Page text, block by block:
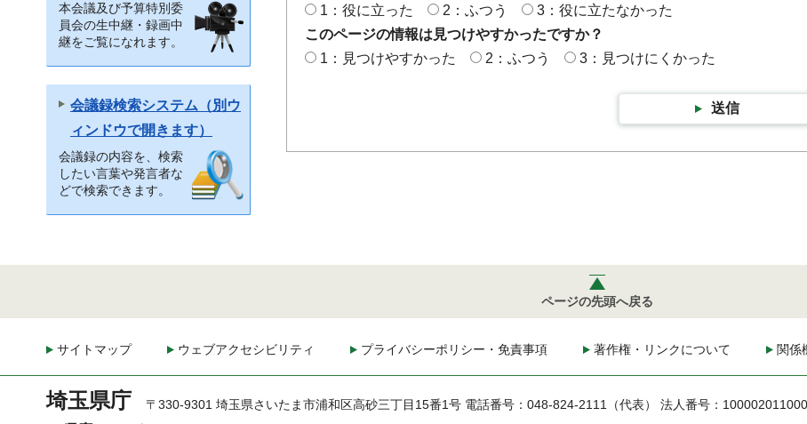
本会議及び予算特別委
員会の生中継・録画中
継をご覧になれます。
会議録検索システム（別ウ
ィンドウで開きます）
会議録の内容を、検索
したい言葉や発言者な
どで検索できます。
1：役に立った
2：ふつう
3：役に立たなかった
このページの情報は見つけやすかったですか？
1：見つけやすかった
2：ふつう 3：見つけにくかった
送信
ページの先頭へ戻る
サイトマップ ウェブアクセシビリティ プライバシーポリシー・免責事項 著作権・リンクについて 関係
埼玉県庁 〒330-9301 埼玉県さいたま市浦和区高砂三丁目15番1号 電話番号：048-824-2111（代表） 法人番号：